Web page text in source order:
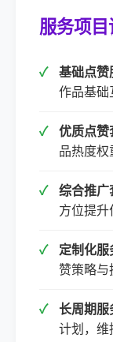
服务项目
基础点赞
作品基础
优质点赞
品热度权
综合推广
方位提升
定制化服
赞策略与
长周期服
计划，维